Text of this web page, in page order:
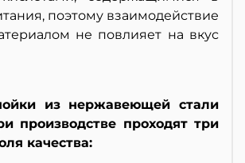
поэтому взаимодействие
не повлияет на вкус
из нержавеющей стали
производстве проходят три
качества: